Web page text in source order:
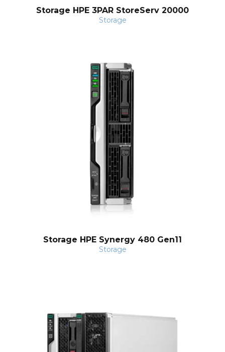
Storage HPE 3PAR StoreServ 20000
Storage
Storage HPE Synergy 480 Gen11
Storage